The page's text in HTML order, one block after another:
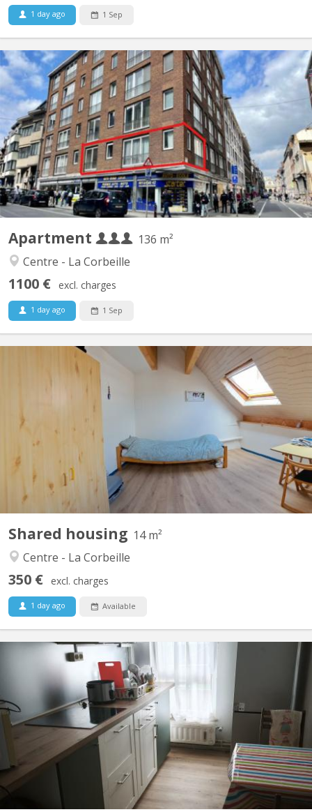
1 day ago 1 Sep
Apartment
136 m²
Centre - La Corbeille
1100 € excl. charges
1 day ago 1 Sep
KN 5797
L'Agence de l'Equerre vous propose un appartement 3 chambres
à louer pour une colocation, situé au 1er étage d'un immeuble en
plein centre de Namur, au numéro 32 de la Rue de Bruxelles,
juste en face de l'Université de Namur. Les 3 chambres sont
actuellement libres pour la...
Shared housing 14 m²
Centre - La Corbeille
350 € excl. charges
1 day ago Available
KN 3396
2 chambres disponibles dans un communautaire, charges
comprises, location 12 mois , lumineux, coté jardin, au calme ,
propice à l’étude, dans le centre de Namur Grand comu, cuisine,
wc, douche, à 7 min a pieds de la gare et des facultés. PAS DE
DOMICILIATION
KN 5889
A duplex room for rent on the second floor of a house in Namur
St -Servais. Very quiet streetwith everything nearby. Internationals
students, research or workers welcome.